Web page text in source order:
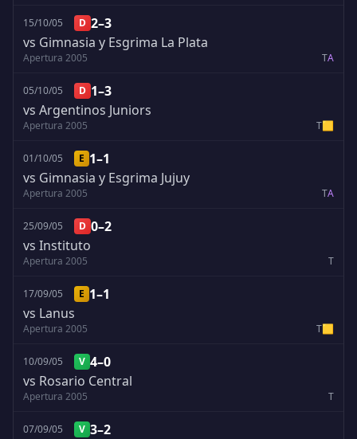
15/10/05 D 2–3
vs Gimnasia y Esgrima La Plata
Apertura 2005 TA
05/10/05 D 1–3
vs Argentinos Juniors
Apertura 2005 T🟨
01/10/05 E 1–1
vs Gimnasia y Esgrima Jujuy
Apertura 2005 TA
25/09/05 D 0–2
vs Instituto
Apertura 2005 T
17/09/05 E 1–1
vs Lanus
Apertura 2005 T🟨
10/09/05 V 4–0
vs Rosario Central
Apertura 2005 T
07/09/05 V 3–2